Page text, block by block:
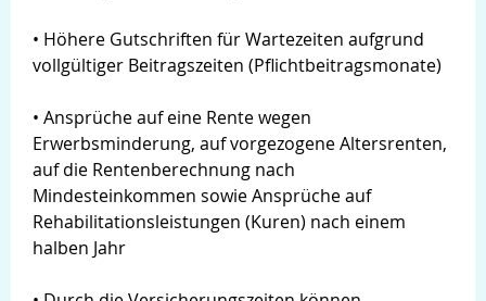
• Höhere Gutschriften für Wartezeiten aufgrund
vollgültiger Beitragszeiten (Pflichtbeitragsmonate)
• Ansprüche auf eine Rente wegen
Erwerbsminderung, auf vorgezogene Altersrenten,
auf die Rentenberechnung nach
Mindesteinkommen sowie Ansprüche auf
Rehabilitationsleistungen (Kuren) nach einem
halben Jahr